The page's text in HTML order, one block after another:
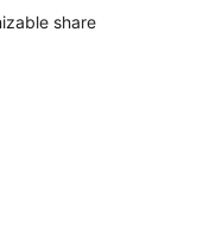
share